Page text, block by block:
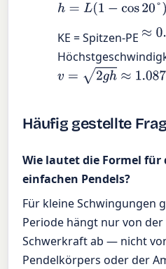
h=L( 1−cos20°)≈0.060
KE = Spitzen-PE ≈
v=2g h≈1.087
Häufig gestellte
Wie lautet die Formel für
einfachen Pendels?
Für kleine Schwingungen
Periode hängt nur von
Schwerkraft ab — nicht
Pendelkörpers oder der